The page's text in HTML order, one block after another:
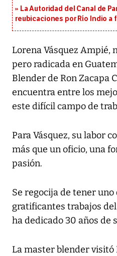
La Autoridad del Canal de
reubicaciones por Río Indio a
Lorena Vásquez Ampié,
pero radicada en
Blender de Ron Zacapa
encuentra entre los
este difícil campo de
Para Vásquez, su labor
más que un oficio, una
pasión.
Se regocija de tener uno
gratificantes trabajos
ha dedicado 30 años de
La master blender visitó